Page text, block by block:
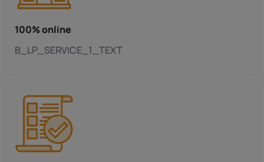
100% online
B_LP_SERVICE_1_TEXT